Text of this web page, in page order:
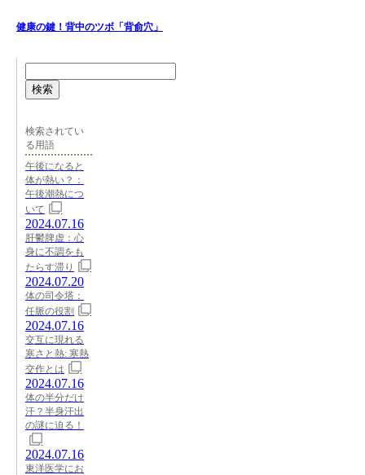
健康の鍵！背中のツボ「背俞穴」
検索
検索されてい
る用語
午後になると
体が熱い？：
午後潮熱につ
いて
2024.07.16
肝鬱脾虚：心
身に不調をも
たらす滞り
2024.07.20
体の司令塔：
任脈の役割
2024.07.16
交互に現れる
寒さと熱: 寒熱
交作とは
2024.07.16
体の半分だけ
汗？半身汗出
の謎に迫る！
2024.07.16
東洋医学にお